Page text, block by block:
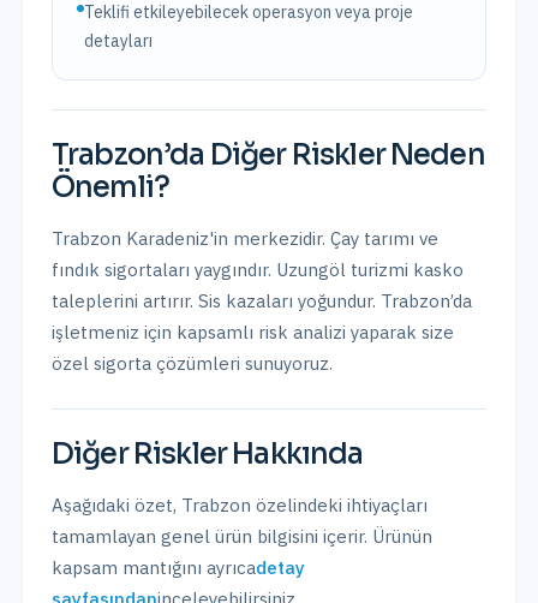
Teklifi etkileyebilecek operasyon veya proje
detayları
Trabzon’da Diğer RisklerNeden
Önemli?
Trabzon Karadeniz'in merkezidir. Çay tarımı ve
fındık sigortaları yaygındır. Uzungöl turizmi kasko
taleplerini artırır. Sis kazaları yoğundur. Trabzon’da
işletmeniz için kapsamlı risk analizi yaparak size
özel sigorta çözümleri sunuyoruz.
Diğer RisklerHakkında
Aşağıdaki özet, Trabzon özelindeki ihtiyaçları
tamamlayan genel ürün bilgisini içerir. Ürünün
kapsam mantığını ayrıcadetay